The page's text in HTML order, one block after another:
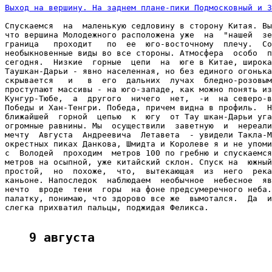
Выход на вершину. На заднем плане-пики Подмосковный и
Спускаемся  на  маленькую седловину в сторону Китая.
что вершина Молодежного расположена уже  на  "нашей
граница   проходит   по  ее  юго-восточному  плечу.
необыкновенные виды во все стороны. Атмосфера  особо
сегодня.  Низкие  горные  цепи  на  юге в Китае,
Таушкан-Дарьи - явно населенная, но без единого
скрывается   и   в  его  дальних  лучах  бледно-
проступают массивы - на юго-западе, как можно понять
Кунгур-Тюбе,  а  другого  ничего  нет,  -и  на северо-
Победы и Хан-Тенгри. Победа, причем видна в профиль.
ближайшей  горной  цепью  к  югу  от Тау шкан-Дарьи
огромные равнины. Мы  осуществили  заветную  и
мечту  Августа  Андреевича  Летавета  - увидели Такла-
окрестных пиках Данкова, Шмидта и Королеве я и не
с  Володей  проходим  метров 100 по гребню и
метров на осыпной, уже китайский склон. Спуск на
простой,  но  похоже,  что,  вытекающая  из  него
каньоне. Напоследок  наблюдаем  необычное  небесное
нечто  вроде  тени  горы  на фоне предсумеречного
палатку, понимаю, что здорово все же  вымотался.  Да
слегка прихватил пальцы, поджидая Феликса.
9 августа